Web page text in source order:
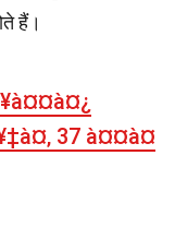
हैं।
37 à¤¤à¤